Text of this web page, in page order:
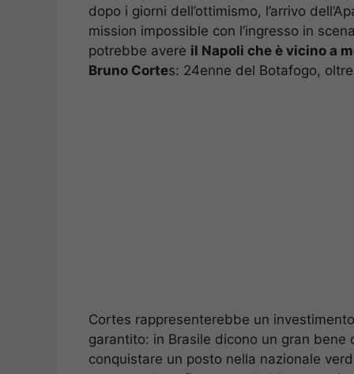
dopo i giorni dell’ottimismo, l’arrivo
mission impossible con l’ingresso in
potrebbe avere il Napoli che è vicino a
Bruno Cortes: 24enne del Botafogo,
Cortes rappresenterebbe un
garantito: in Brasile dicono un gran
conquistare un posto nella nazionale